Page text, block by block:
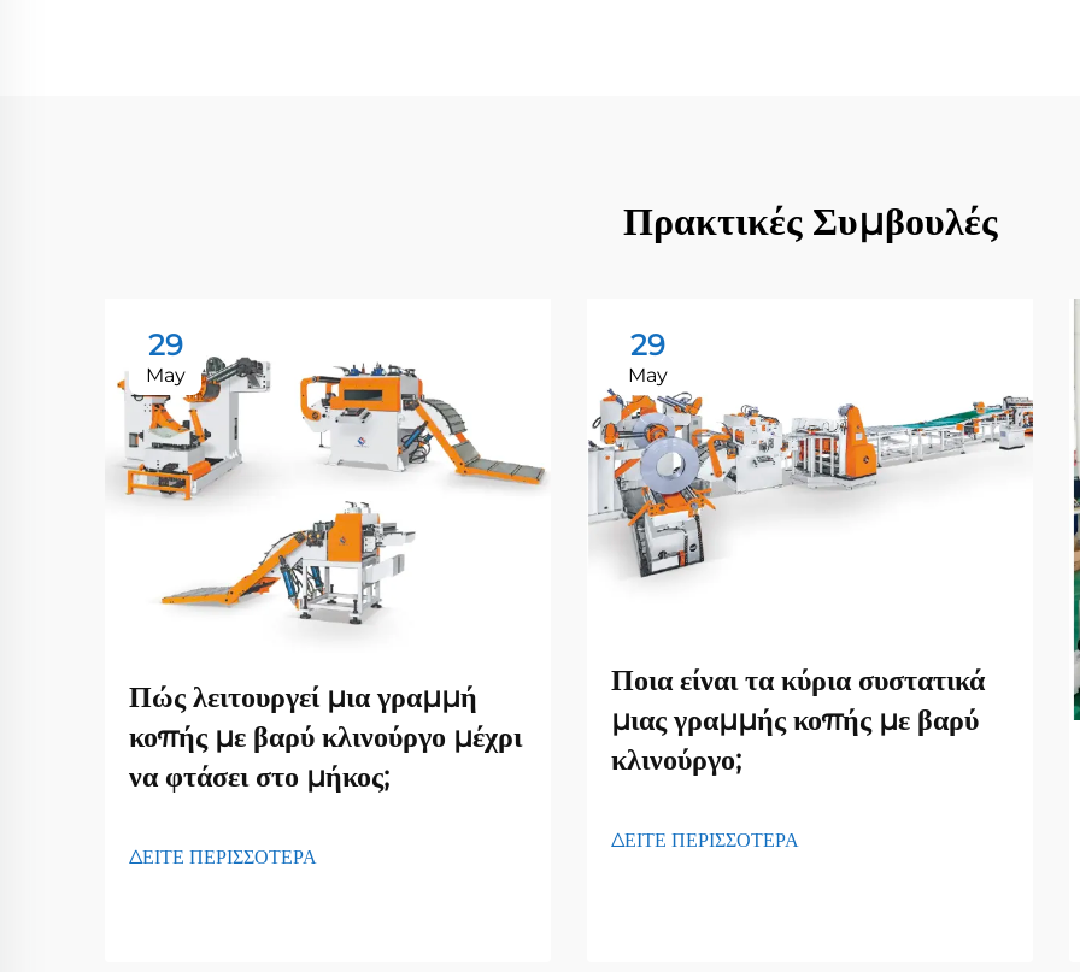
Πρακτικές Συμβουλές
29
May
Πώς λειτουργεί μια γραμμή
κοπής με βαρύ κλινούργο μέχρι
να φτάσει στο μήκος;
ΔΕΙΤΕ ΠΕΡΙΣΣΟΤΕΡΑ
29
May
Ποια είναι τα κύρια συστατικά
μιας γραμμής κοπής με βαρύ
κλινούργο;
ΔΕΙΤΕ ΠΕΡΙΣΣΟΤΕΡΑ